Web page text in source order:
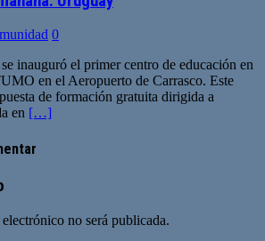
0
inauguró el primer centro de educación en
en el Aeropuerto de Carrasco. Este
de formación gratuita dirigida a
en […]
no será publicada.